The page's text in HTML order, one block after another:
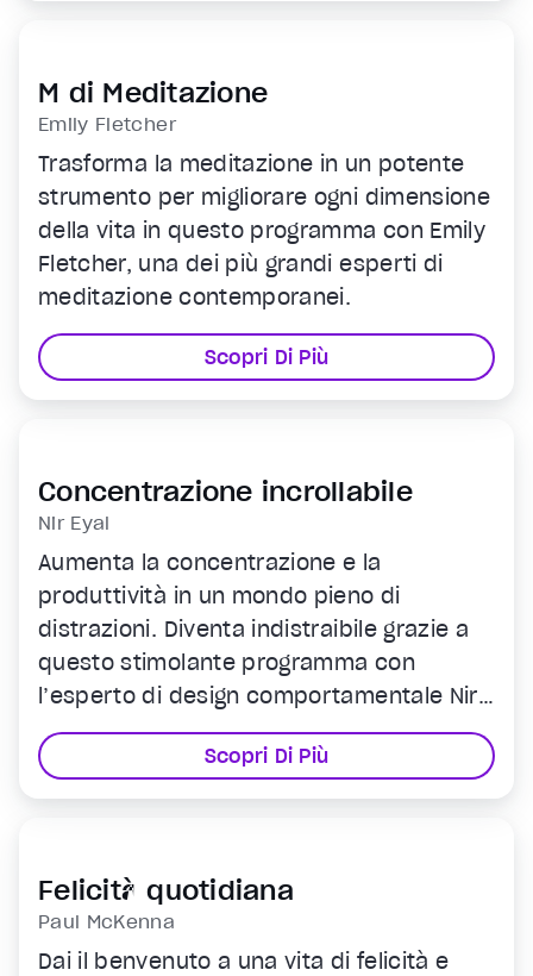
M di Meditazione
Emily Fletcher
Trasforma la meditazione in un potente
strumento per migliorare ogni dimensione
della vita in questo programma con Emily
Fletcher, una dei più grandi esperti di
meditazione contemporanei.
Scopri Di Più
Concentrazione incrollabile
Nir Eyal
Aumenta la concentrazione e la
produttività in un mondo pieno di
distrazioni. Diventa indistraibile grazie a
questo stimolante programma con
l’esperto di design comportamentale Nir
Eyal.
Scopri Di Più
Felicità quotidiana
Paul McKenna
Dai il benvenuto a una vita di felicità e